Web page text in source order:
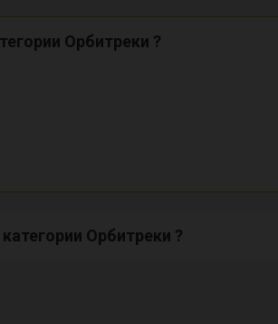
Орбитреки ?
Орбитреки ?